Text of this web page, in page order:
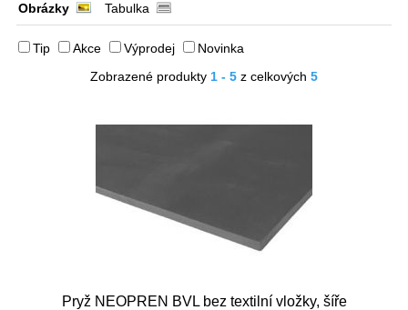
Obrázky
Tabulka
Tip Akce Výprodej
Novinka
Zobrazené produkty 1 - 5 z celkových 5
Pryž NEOPREN BVL bez textilní vložky, šíře